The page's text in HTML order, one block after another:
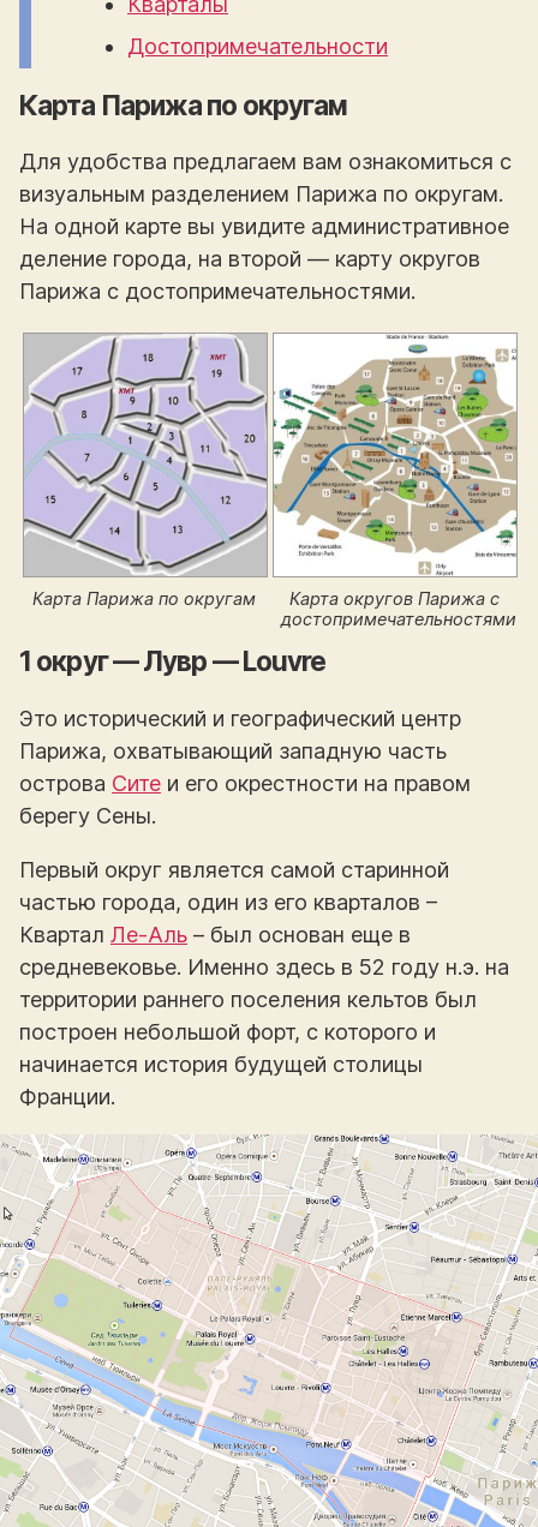
Достопримечательности
Карта Парижа по округам
Для удобства предлагаем вам ознакомиться с
визуальным разделением Парижа по округам.
На одной карте вы увидите административное
деление города, на второй — карту округов
Парижа с достопримечательностями.
Карта Парижа по округам
Карта округов Парижа с
достопримечательностями
1 округ — Лувр — Louvre
Это исторический и географический центр
Парижа, охватывающий западную часть
острова Сите и его окрестности на правом
берегу Сены.
Первый округ является самой старинной
частью города, один из его кварталов –
Квартал Ле-Аль – был основан еще в
средневековье. Именно здесь в 52 году н.э. на
территории раннего поселения кельтов был
построен небольшой форт, с которого и
начинается история будущей столицы
Франции.